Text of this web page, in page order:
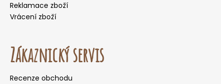
Reklamace zboží
Vrácení zboží
Zákaznický servis
Recenze obchodu